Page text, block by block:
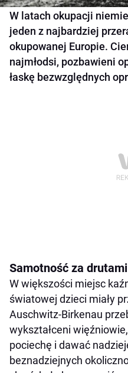
W latach okupacji
jeden z najbardziej
okupowanej Europie.
najmłodsi, pozbawieni
łaskę bezwzględnych
Samotność za drutami
W większości miejsc
światowej dzieci miały
Auschwitz-Birkenau
wykształceni
pociechę i dawać
beznadziejnych